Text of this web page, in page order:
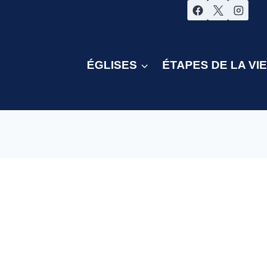
ÉGLISES ÉTAPES DE LA VIE